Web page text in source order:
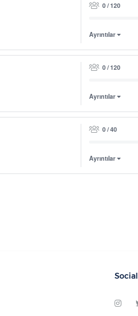
0 / 120
Ayrıntılar
0 / 120
Ayrıntılar
0 / 40
Ayrıntılar
Social